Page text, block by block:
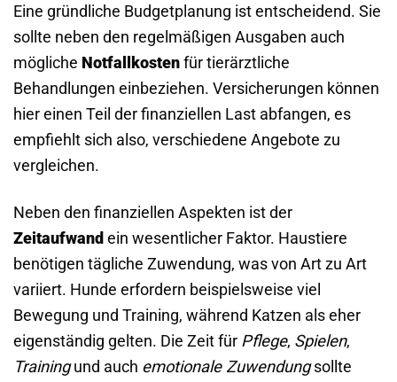
Eine gründliche Budgetplanung ist entscheidend. Sie
sollte neben den regelmäßigen Ausgaben auch
mögliche Notfallkostenfür tierärztliche
Behandlungen einbeziehen. Versicherungen können
hier einen Teil der finanziellen Last abfangen, es
empfiehlt sich also, verschiedene Angebote zu
vergleichen.
Neben den finanziellen Aspekten ist der
Zeitaufwand ein wesentlicher Faktor. Haustiere
benötigen tägliche Zuwendung, was von Art zu Art
variiert. Hunde erfordern beispielsweise viel
Bewegung und Training, während Katzen als eher
eigenständig gelten. Die Zeit für Pflege, Spielen,
Trainingund auch emotionale Zuwendungsollte